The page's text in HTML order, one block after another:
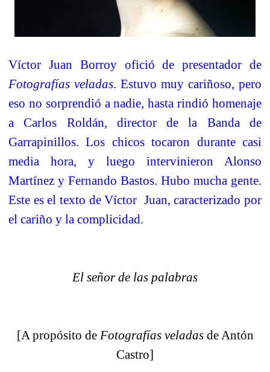
Víctor Juan Borroy ofició de presentador de
Fotografías veladas. Estuvo muy cariñoso, pero
eso no sorprendió a nadie, hasta rindió homenaje
a Carlos Roldán, director de la Banda de
Garrapinillos. Los chicos tocaron durante casi
media hora, y luego intervinieron Alonso
Martínez y Fernando Bastos. Hubo mucha gente.
Este es el texto de Víctor Juan, caracterizado por
el cariño y la complicidad.
El señor de las palabras
[A propósito de Fotografías veladasde Antón
Castro]